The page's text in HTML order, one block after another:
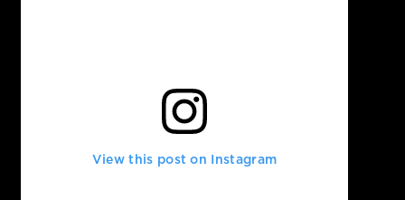
View this post on Instagram